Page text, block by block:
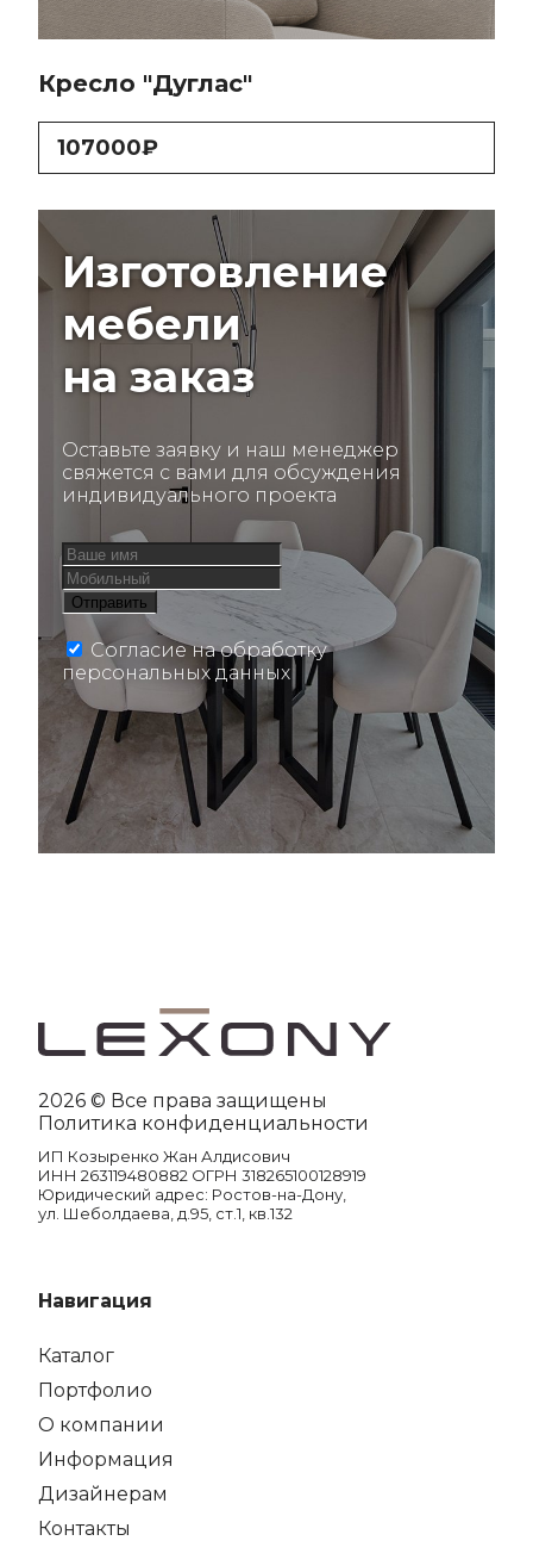
Кресло "Дуглас"
107000₽
Изготовление
мебели
на заказ
Оставьте заявку и наш менеджер
свяжется с вами для обсуждения
индивидуального проекта
Согласие на обработку
персональных данных
2026 © Все права защищены
Политика конфиденциальности
ИП Козыренко Жан Алдисович
ИНН 263119480882 ОГРН 318265100128919
Юридический адрес: Ростов-на-Дону,
ул. Шеболдаева, д.95, ст.1, кв.132
Навигация
Каталог
Портфолио
О компании
Информация
Дизайнерам
Контакты